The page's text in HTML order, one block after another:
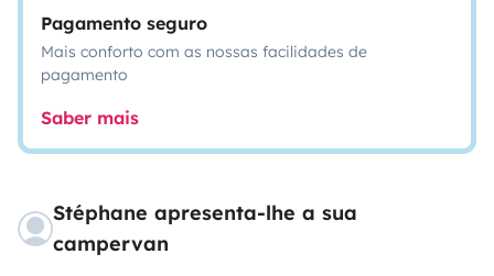
Pagamento seguro
Mais conforto com as nossas facilidades de
pagamento
Saber mais
Stéphane apresenta-lhe a sua
campervan